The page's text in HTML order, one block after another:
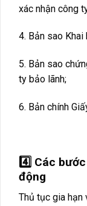
xác nhận công
4. Bản sao
5. Bản sao
ty bảo lãnh;
6. Bản chính
4️⃣ Các
động
Thủ tục gia